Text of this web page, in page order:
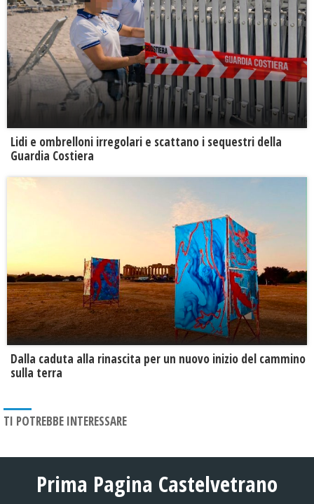
Lidi e ombrelloni irregolari e scattano i sequestri della
Guardia Costiera
Dalla caduta alla rinascita per un nuovo inizio del cammino
sulla terra
TI POTREBBE INTERESSARE
Prima Pagina Castelvetrano